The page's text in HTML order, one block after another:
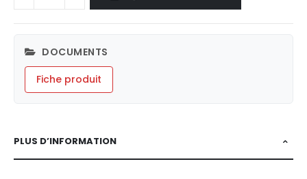
DOCUMENTS
Fiche produit
PLUS D’INFORMATION